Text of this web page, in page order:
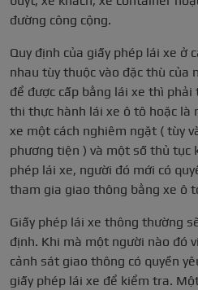
đường công cộng.
Quy định của giấy phép lái xe ở
nhau tùy thuộc vào đặc thù của
để được cấp bằng lái xe thì
thi thực hành lái xe ô tô hoặc là
xe một cách nghiêm ngặt ( tùy
phương tiện ) và một số thủ tục
phép lái xe, người đó mới có
tham gia giao thông bằng xe ô
Giấy phép lái xe thông thường
định. Khi mà một người nào đó
cảnh sát giao thông có quyền
giấy phép lái xe để kiểm tra.